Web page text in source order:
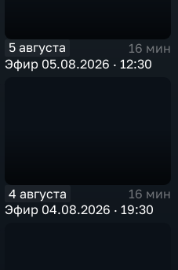
5 августа
16 мин
Эфир 05.08.2026 · 12:30
4 августа
16 мин
Эфир 04.08.2026 · 19:30